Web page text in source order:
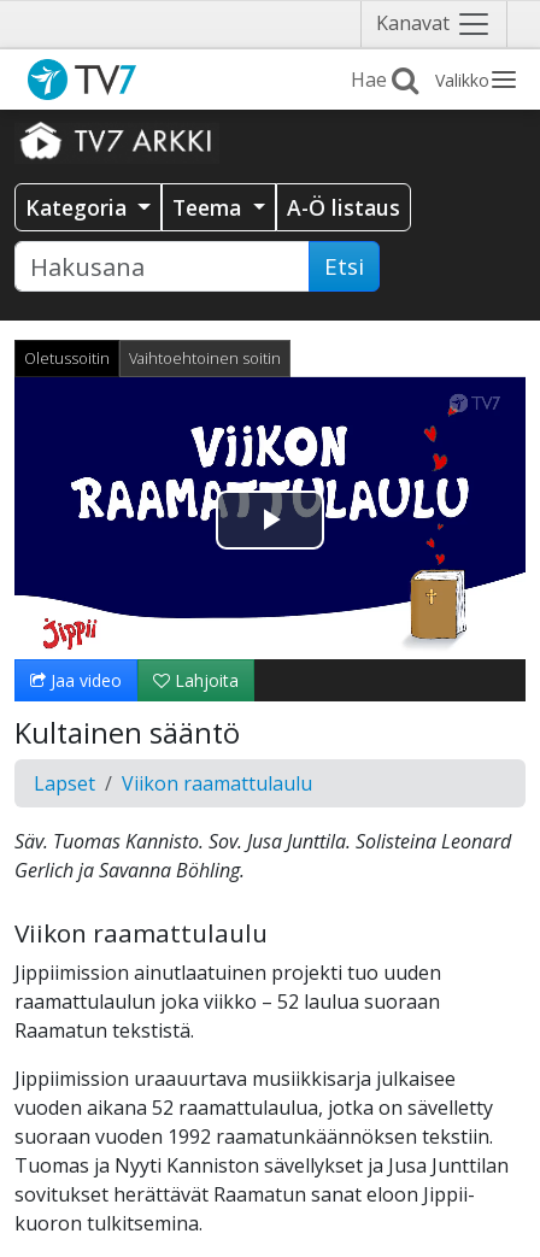
Kanavat Näytä
valikko
Valikko
Kategoria Teema A-Ö listaus
Etsi
Oletussoitin Vaihtoehtoinen soitin
Toista
Video
Jaa video Lahjoita
Kultainen sääntö
Lapset Viikon raamattulaulu
Säv. Tuomas Kannisto. Sov. Jusa Junttila. Solisteina Leonard
Gerlich ja Savanna Böhling.
Viikon raamattulaulu
Jippiimission ainutlaatuinen projekti tuo uuden
raamattulaulun joka viikko – 52 laulua suoraan
Raamatun tekstistä.
Jippiimission uraauurtava musiikkisarja julkaisee
vuoden aikana 52 raamattulaulua, jotka on sävelletty
suoraan vuoden 1992 raamatunkäännöksen tekstiin.
Tuomas ja Nyyti Kanniston sävellykset ja Jusa Junttilan
sovitukset herättävät Raamatun sanat eloon Jippii-
kuoron tulkitsemina.